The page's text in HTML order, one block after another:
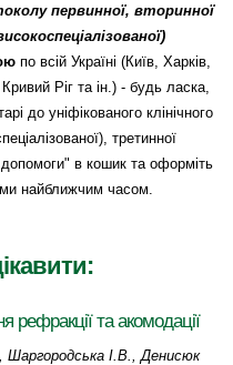
первинної, вторинної
по всій Україні (Київ, Харків,
Ріг та ін.) - будь ласка,
до уніфікованого клінічного
третинної
допомоги" в кошик та оформіть
найближчим часом.
рефракції та акомодації
І.В., Денисюк